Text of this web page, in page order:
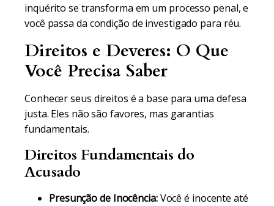
inquérito se transforma em um processo penal, e
você passa da condição de investigado para réu.
Direitos e Deveres: O Que
Você Precisa Saber
Conhecer seus direitos é a base para uma defesa
justa. Eles não são favores, mas garantias
fundamentais.
Direitos Fundamentais do
Acusado
Presunção de Inocência:Você é inocente até